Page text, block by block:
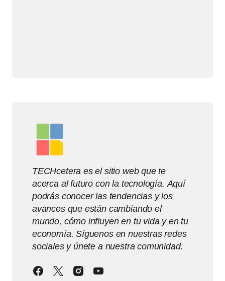
TECHcetera es el sitio web que te
acerca al futuro con la tecnología. Aquí
podrás conocer las tendencias y los
avances que están cambiando el
mundo, cómo influyen en tu vida y en tu
economía. Síguenos en nuestras redes
sociales y únete a nuestra comunidad.